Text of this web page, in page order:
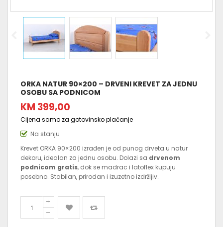
ORKA NATUR 90×200 – DRVENI KREVET ZA JEDNU
OSOBU SA PODNICOM
KM 399,00
Cijena samo za gotovinsko plaćanje
Na stanju
Krevet ORKA 90×200 izrađen je od punog drveta u natur
dekoru, idealan za jednu osobu. Dolazi sa drvenom
podnicom gratis, dok se madrac i latoflex kupuju
posebno. Stabilan, prirodan i izuzetno izdržljiv.